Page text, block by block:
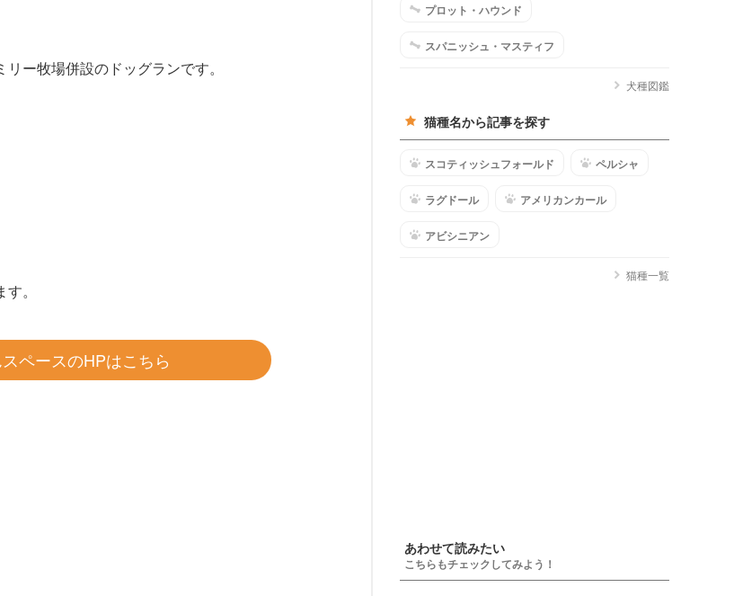
ー牧場併設のドッグランです。
。
ペースのHPはこちら
プロット・ハウンド
スパニッシュ・マスティフ
犬種図鑑
猫種名から記事を探す
スコティッシュフォールド ペルシャ
ラグドール アメリカンカール
アビシニアン
猫種一覧
あわせて読みたい
こちらもチェックしてみよう！